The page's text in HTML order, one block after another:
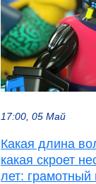
17:00, 05 Май
Какая длина
какая скроет
лет: грамотный